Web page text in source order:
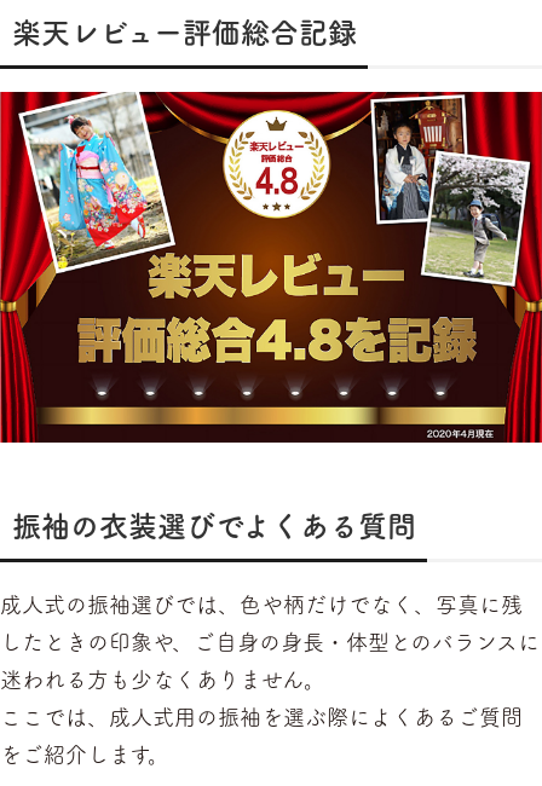
楽天レビュー評価総合記録
振袖の衣装選びでよくある質問
成人式の振袖選びでは、色や柄だけでなく、写真に残
したときの印象や、ご自身の身長・体型とのバランスに
迷われる方も少なくありません。
ここでは、成人式用の振袖を選ぶ際によくあるご質問
をご紹介します。